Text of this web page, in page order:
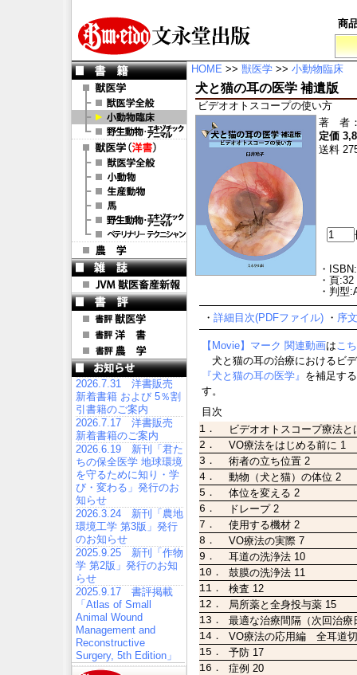
商
2026.7.31 洋書販売
新着書籍 および 5％割
引書籍のご案内
2026.7.17 洋書販売
新着書籍のご案内
2026.6.19 新刊「君た
ちの保全医学 地球環境
を守るために知り・学
び・変わる」発行のお
知らせ
2026.3.24 新刊「農地
環境工学 第3版」発行
のお知らせ
2025.9.25 新刊「作物
学 第2版」発行のお知
らせ
2025.9.17 書評掲載
「Atlas of Small
Animal Wound
Management and
Reconstructive
Surgery, 5th Edition」
HOME >> 獣医学 >> 小動物臨床
犬と猫の耳の医学 補遺版
ビデオオトスコープの使い方
著 者
定価
送料
・
・頁:32
・判型
・ 詳細目次(PDFファイル) ・ 序
【Movie】マーク 関連動画はこ
犬と猫の耳の治療におけるビ
『犬と猫の耳の医学』 を補足す
す。
目次
1．
ビデオオトスコープ療法と
2．
VO療法をはじめる前に 1
3．
術者の立ち位置 2
4．
動物（犬と猫）の体位 2
5．
体位を変える 2
6．
ドレープ 2
7．
使用する機材 2
8．
VO療法の実際 7
9．
耳道の洗浄法 10
10．
鼓膜の洗浄法 11
11．
検査 12
12．
局所薬と全身投与薬 15
13．
最適な治療間隔（次回治療
14．
VO療法の応用編 全耳道
15．
予防 17
16．
症例 20